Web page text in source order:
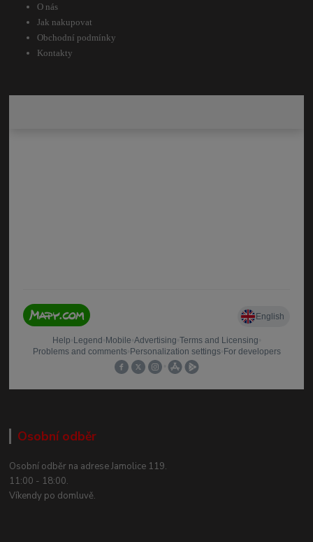
O nás
Jak nakupovat
Obchodní podmínky
Kontakty
Osobní odběr
Osobní odběr na adrese Jamolice 119.
11:00 - 18:00.
Víkendy po domluvě.